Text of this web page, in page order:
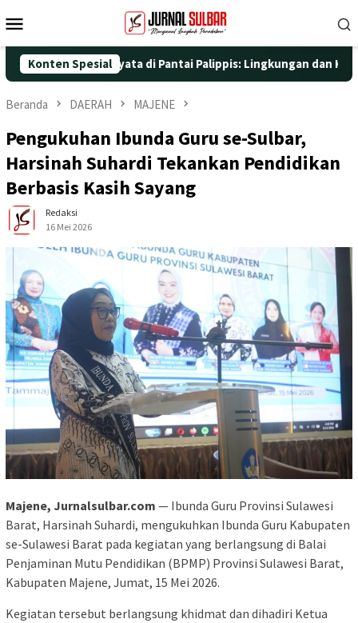
ke
Mobile
Konten Spesial
Aksi Nyata di Pantai Palippis: Lingkungan dan Kesehatan
Beranda DAERAH MAJENE
Pengukuhan Ibunda Guru se-Sulbar,
Harsinah Suhardi Tekankan Pendidikan
Berbasis Kasih Sayang
Redaksi
16 Mei 2026
Majene, Jurnalsulbar.com — Ibunda Guru Provinsi Sulawesi
Barat, Harsinah Suhardi, mengukuhkan Ibunda Guru Kabupaten
se-Sulawesi Barat pada kegiatan yang berlangsung di Balai
Penjaminan Mutu Pendidikan (BPMP) Provinsi Sulawesi Barat,
Kabupaten Majene, Jumat, 15 Mei 2026.
Kegiatan tersebut berlangsung khidmat dan dihadiri Ketua